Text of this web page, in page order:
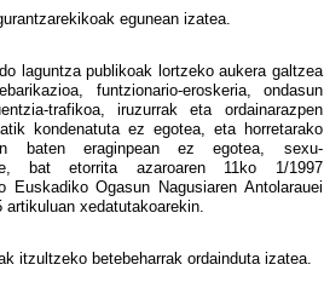
egunean izatea.
laguntza publikoak lortzeko aukera galtzea
funtzionario-eroskeria, ondasun
trafikoa, iruzurrak eta ordainarazpen
kondenatuta ez egotea, eta horretarako
baten eraginpean ez egotea, sexu-
bat etorrita azaroaren 11ko 1/1997
Euskadiko Ogasun Nagusiaren Antolarauei
xedatutakoarekin.
itzultzeko betebeharrak ordainduta izatea.